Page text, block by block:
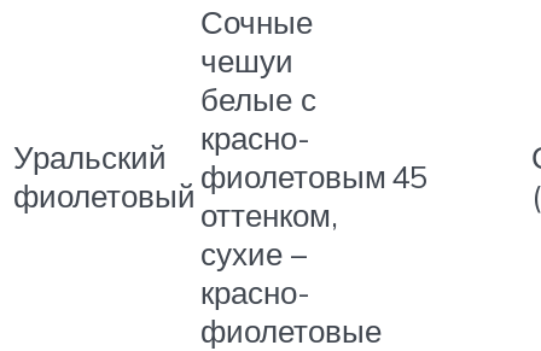
Уральский
фиолетовый
Сочные
чешуи
белые с
красно-
фиолетовым
оттенком,
сухие –
красно-
фиолетовые
45